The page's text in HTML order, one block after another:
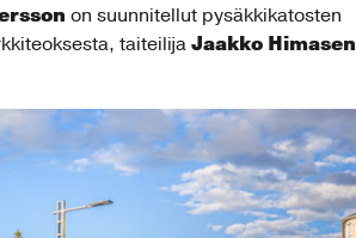
on suunnitellut pysäkkikatosten
taiteilija Jaakko Himasen